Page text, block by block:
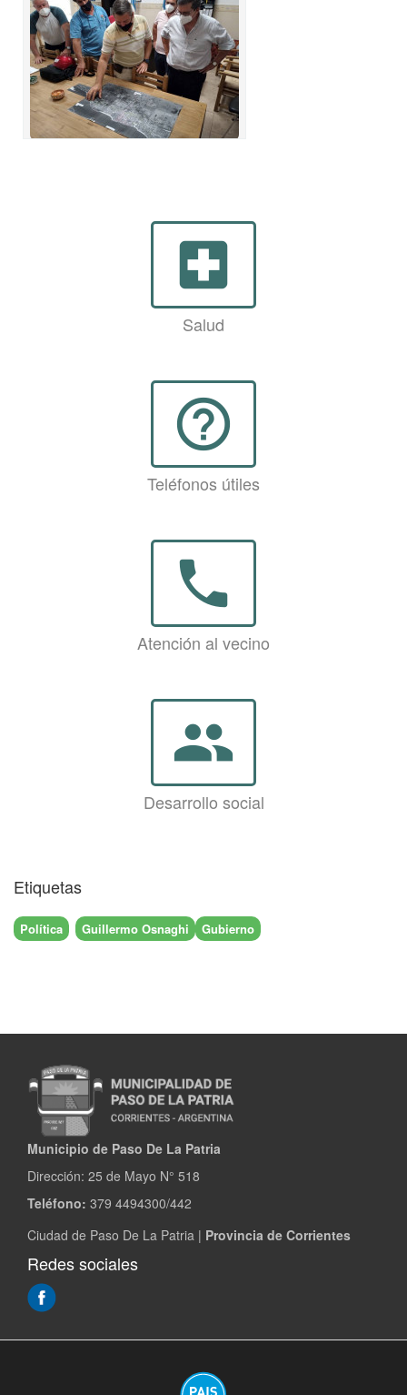
local_hospital
Salud
help_outline
Teléfonos útiles
phone
Atención al vecino
group
Desarrollo social
Etiquetas
Política Guillermo Osnaghi Gubierno
Municipio de Paso De La Patria
Dirección: 25 de Mayo N° 518
Teléfono: 379 4494300/442
Ciudad de Paso De La Patria | Provincia de Corrientes
Redes sociales